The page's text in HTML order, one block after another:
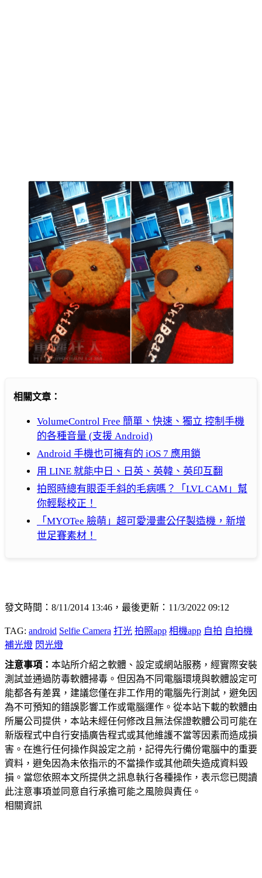
相關文章：
VolumeControl Free 簡單、快速、獨立 控制手機
的各種音量 (支援 Android)
Android 手機也可擁有的 iOS 7 應用鎖
用 LINE 就能中日、日英、英韓、英印互翻
拍照時總有眼歪手斜的毛病嗎？「LVL CAM」幫
你輕鬆校正！
「MYOTee 臉萌」超可愛漫畫公仔製造機，新增
世足賽素材！
發文時間：8/11/2014 13:46，最後更新：11/3/2022 09:12
TAG: android Selfie Camera 打光 拍照app 相機app 自拍 自拍機
補光燈 閃光燈
注意事項： 本站所介紹之軟體、設定或網站服務，經實際安裝
測試並通過防毒軟體掃毒。但因為不同電腦環境與軟體設定可
能都各有差異，建議您僅在非工作用的電腦先行測試，避免因
為不可預知的錯誤影響工作或電腦運作。從本站下載的軟體由
所屬公司提供，本站未經任何修改且無法保證軟體公司可能在
新版程式中自行安插廣告程式或其他維護不當等因素而造成損
害。在進行任何操作與設定之前，記得先行備份電腦中的重要
資料，避免因為未依指示的不當操作或其他疏失造成資料毀
損。當您依照本文所提供之訊息執行各種操作，表示您已閱讀
此注意事項並同意自行承擔可能之風險與責任。
相關資訊